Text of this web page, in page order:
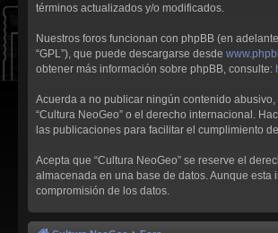
términos actualizados y/o modificados.
Nuestros foros funcionan con phpBB (en
“GPL”), que puede descargarse desde
obtener más información sobre phpBB, consulte:
Acuerda a no publicar ningún contenido
“Cultura NeoGeo” o el derecho internacional.
las publicaciones para facilitar el cumplimiento
Acepta que “Cultura NeoGeo” se reserve el
almacenada en una base de datos. Aunque
compromisión de los datos.